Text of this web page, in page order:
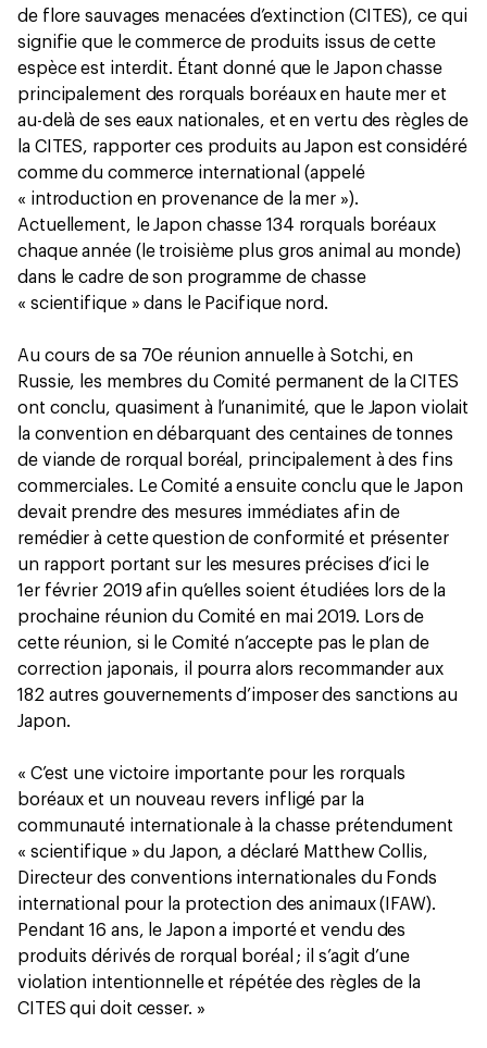
de flore sauvages menacées d’extinction (CITES), ce qui
signifie que le commerce de produits issus de cette
espèce est interdit. Étant donné que le Japon chasse
principalement des rorquals boréaux en haute mer et
au-delà de ses eaux nationales, et en vertu des règles de
la CITES, rapporter ces produits au Japon est considéré
comme du commerce international (appelé
« introduction en provenance de la mer »).
Actuellement, le Japon chasse 134 rorquals boréaux
chaque année (le troisième plus gros animal au monde)
dans le cadre de son programme de chasse
« scientifique » dans le Pacifique nord.
Au cours de sa 70e réunion annuelle à Sotchi, en
Russie, les membres du Comité permanent de la CITES
ont conclu, quasiment à l’unanimité, que le Japon violait
la convention en débarquant des centaines de tonnes
de viande de rorqual boréal, principalement à des fins
commerciales. Le Comité a ensuite conclu que le Japon
devait prendre des mesures immédiates afin de
remédier à cette question de conformité et présenter
un rapport portant sur les mesures précises d’ici le
1er février 2019 afin qu’elles soient étudiées lors de la
prochaine réunion du Comité en mai 2019. Lors de
cette réunion, si le Comité n’accepte pas le plan de
correction japonais, il pourra alors recommander aux
182 autres gouvernements d’imposer des sanctions au
Japon.
« C’est une victoire importante pour les rorquals
boréaux et un nouveau revers infligé par la
communauté internationale à la chasse prétendument
« scientifique » du Japon, a déclaré Matthew Collis,
Directeur des conventions internationales du Fonds
international pour la protection des animaux (IFAW).
Pendant 16 ans, le Japon a importé et vendu des
produits dérivés de rorqual boréal ; il s’agit d’une
violation intentionnelle et répétée des règles de la
CITES qui doit cesser. »